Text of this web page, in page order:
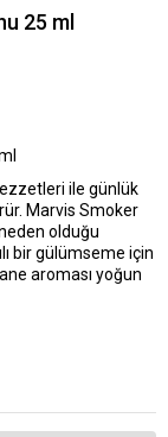
25 ml
ile günlük
Marvis Smoker
olduğu
bir gülümseme için
aroması yoğun